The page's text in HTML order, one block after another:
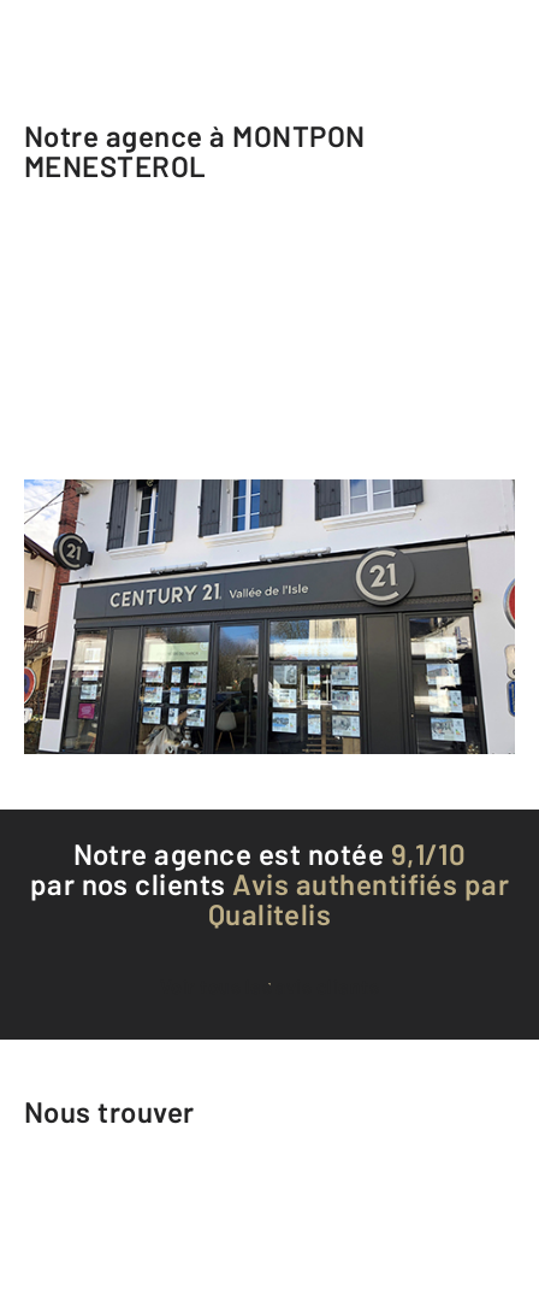
Notre agence à MONTPON
MENESTEROL
CENTURY 21 Vallée de l'Isle
6 place Aurélien Brugère
MONTPON MENESTEROL - 24700
Envoyer un message
Téléphoner à l'agence
Notre agence est notée 9,1/10
par nos clients Avis authentifiés par
Qualitelis
Voir tous les avis clients
Nous trouver